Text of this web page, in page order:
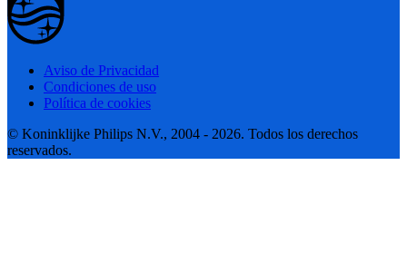
Aviso de Privacidad
Condiciones de uso
Política de cookies
© Koninklijke Philips N.V., 2004 - 2026. Todos los derechos
reservados.